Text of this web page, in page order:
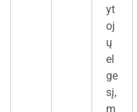
yt
oj
ų
el
ge
sį,
m